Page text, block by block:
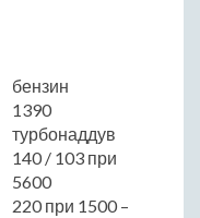
бензин
1390
турбонаддув
140 / 103 при
5600
220 при 1500 –